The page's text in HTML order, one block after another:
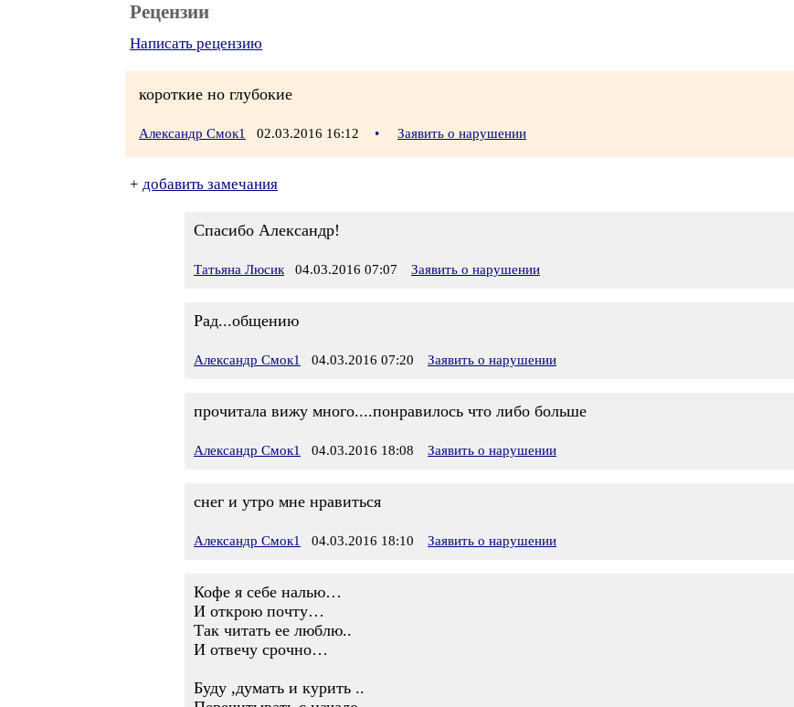
Рецензии
Написать рецензию
короткие но глубокие
Александр Смок1 02.03.2016 16:12 • Заявить о нарушении
+ добавить замечания
Спасибо Александр!
Татьяна Люсик 04.03.2016 07:07 Заявить о нарушении
Рад...общению
Александр Смок1 04.03.2016 07:20 Заявить о нарушении
прочитала вижу много....понравилось что либо больше
Александр Смок1 04.03.2016 18:08 Заявить о нарушении
снег и утро мне нравиться
Александр Смок1 04.03.2016 18:10 Заявить о нарушении
Кофе я себе налью…
И открою почту…
Так читать ее люблю..
И отвечу срочно…
Буду ,думать и курить ..